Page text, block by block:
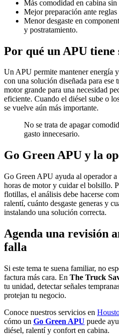
Más comodidad en cabina
Mejor preparación ante
Menor desgaste en
y postratamiento.
Por qué un APU tiene
Un APU permite mantener energía
con una solución diseñada para ese
motor grande para una necesidad
eficiente. Cuando el diésel sube o
se vuelve aún más importante.
No se trata de apagar
gasto innecesario.
Go Green APU y la
Go Green APU ayuda al operador
horas de motor y cuidar el bolsillo.
flotillas, el análisis debe hacerse
ralentí, cuánto desgaste generas y
instalando una solución correcta.
Agenda una revisión
falla
Si este tema te suena familiar, no
factura más cara. En The Truck
tu unidad, detectar señales
protejan tu negocio.
Conoce nuestros servicios en
cómo un Go Green APU puede
diésel, ralentí y confort en cabina.